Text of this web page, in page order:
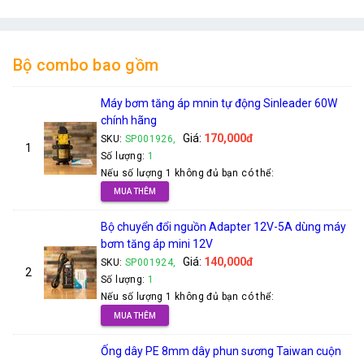
Bộ combo bao gồm
1
Máy bơm tăng áp mnin tự động Sinleader 60W
chính hãng
SKU: SP001926, Giá: 170,000đ
Số lượng: 1
Nếu số lượng 1 không đủ bạn có thể:
MUA THÊM
2
Bộ chuyển đổi nguồn Adapter 12V-5A dùng máy
bơm tăng áp mini 12V
SKU: SP001924, Giá: 140,000đ
Số lượng: 1
Nếu số lượng 1 không đủ bạn có thể:
MUA THÊM
Ống dây PE 8mm dây phun sương Taiwan cuộn